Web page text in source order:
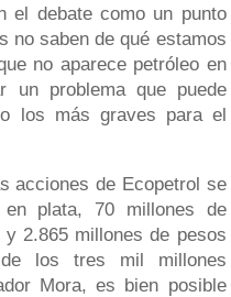
el debate como un punto
no saben de qué estamos
no aparece petróleo en
un problema que puede
los más graves para el
acciones de Ecopetrol se
en plata, 70 millones de
2.865 millones de pesos
los tres mil millones
Mora, es bien posible